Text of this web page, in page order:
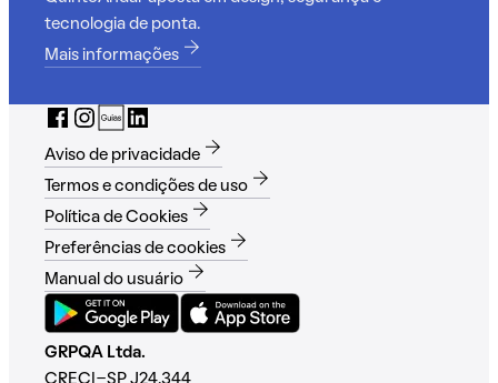
tecnologia de ponta.
Mais informações
Aviso de privacidade
Termos e condições de uso
Política de Cookies
Preferências de cookies
Manual do usuário
GRPQA Ltda.